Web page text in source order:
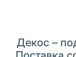
Декос –